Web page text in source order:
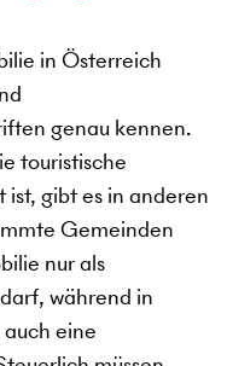
in Österreich
genau kennen.
touristische
gibt es in anderen
Gemeinden
nur als
während in
auch eine